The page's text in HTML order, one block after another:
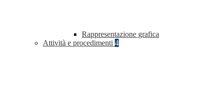
Rappresentazione grafica
Attività e procedimenti 4